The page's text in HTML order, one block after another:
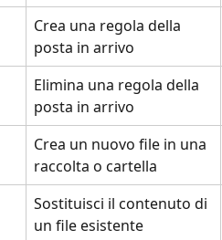
Crea una regola della
posta in arrivo
Elimina una regola della
posta in arrivo
Crea un nuovo file in una
raccolta o cartella
Sostituisci il contenuto di
un file esistente